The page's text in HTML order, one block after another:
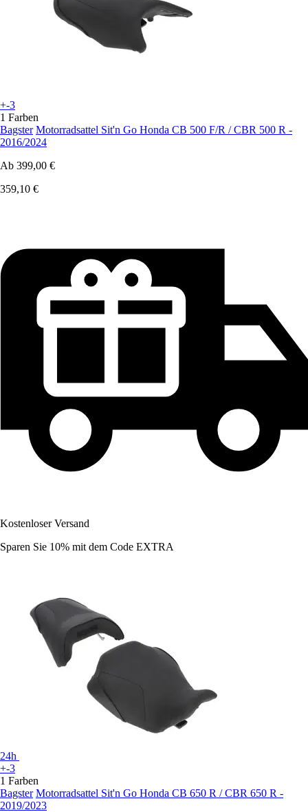
+-3
1 Farben
Bagster Motorradsattel Sit'n Go Honda CB 500 F/R / CBR 500 R -
2016/2024
Ab 399,00 €
359,10 €
Kostenloser Versand
Sparen Sie 10% mit dem Code EXTRA
24h
+-3
1 Farben
Bagster Motorradsattel Sit'n Go Honda CB 650 R / CBR 650 R -
2019/2023